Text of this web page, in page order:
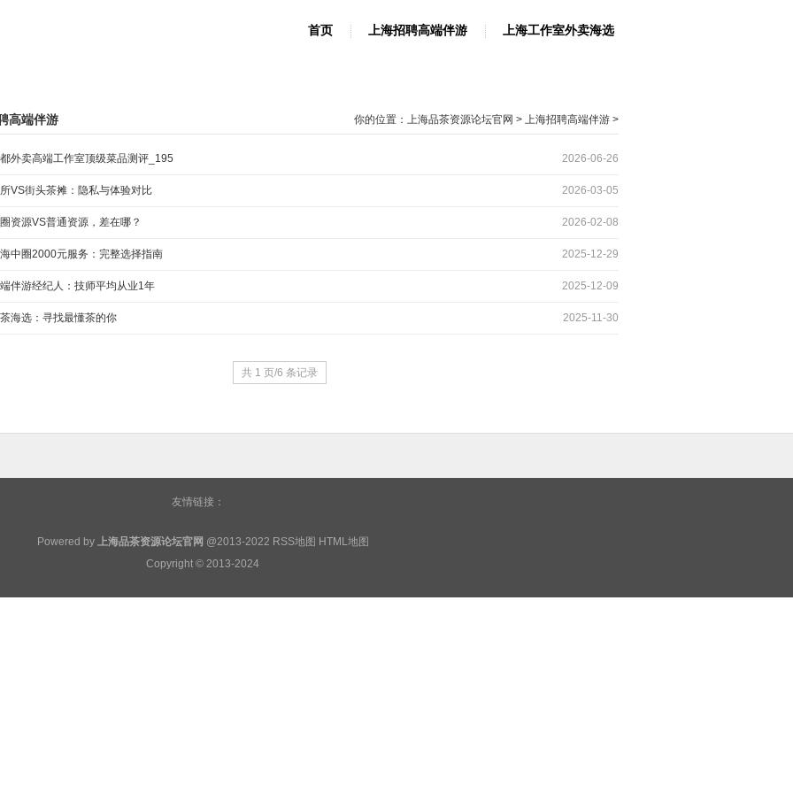
首页 上海招聘高端伴游 上海工作室外卖海选
高端伴游 你的位置： 上海品茶资源论坛官网 > 上海招聘高端伴游>
2026-06-26
外卖高端工作室顶级菜品测评_195
2026-03-05
VS街头茶摊：隐私与体验对比
2026-02-08
资源VS普通资源，差在哪？
2025-12-29
中圈2000元服务：完整选择指南
2025-12-09
伴游经纪人：技师平均从业1年
2025-11-30
海选：寻找最懂茶的你
共 1 页/6 条记录
友情链接：
Powered by 上海品茶资源论坛官网 @2013-2022 RSS地图 HTML地图
Copyright © 2013-2024